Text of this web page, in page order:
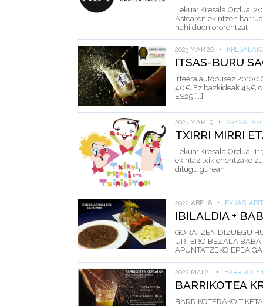
Lekua: Kresala Ordua:
Astearen ekintzen
nahi duen ororentzat
2023 MAR 20 •
ITSAS-BURU
Irteera autobusez 20:00
40€ Ez bazkideak 45€
ES25 [...]
2023 MAR 19 •
TXIRRI MIRRI
Lekua: Kresala Ordua:
ekintaz txikienentzako
ditugu gurean
2022 ABE 18 • EXKAS-
IBILALDIA +
GORATZEN DIZUEGU
URTERO BEZALA
APUNTATZEKO EPEA
2022 MAI 21 •
BARRIKOTEA
BARRIKOTERAKO